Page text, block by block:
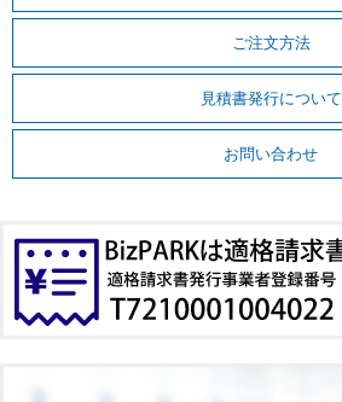
ご注文方法
見積書発行について
お問い合わせ